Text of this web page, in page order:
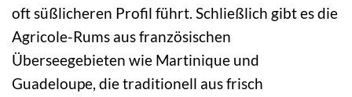
oft süßlicheren Profil führt. Schließlich gibt es die
Agricole-Rums aus französischen
Überseegebieten wie Martinique und
Guadeloupe, die traditionell aus frisch